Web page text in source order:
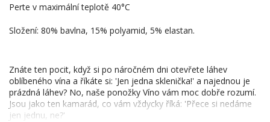
Perte v maximální teplotě 40°C
Složení: 80% bavlna, 15% polyamid, 5% elastan.
Znáte ten pocit, když si po náročném dni otevřete láhev
oblíbeného vína a říkáte si: 'Jen jedna sklenička!' a najednou je
prázdná láhev? No, naše ponožky Víno vám moc dobře rozumí.
Jsou jako ten kamarád, co vám vždycky říká: 'Přece si nedáme
jen jednu, ne?'